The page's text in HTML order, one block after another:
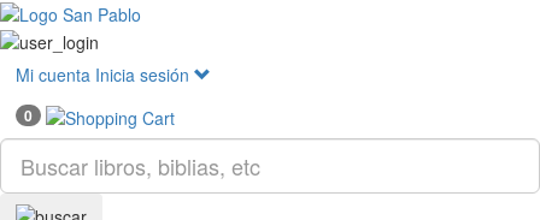
Mi cuenta Inicia sesión
0